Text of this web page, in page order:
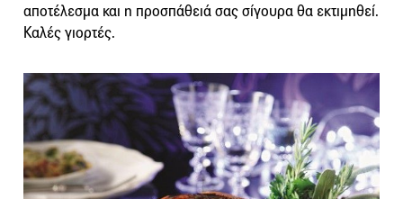
αποτέλεσμα και η προσπάθειά σας σίγουρα θα εκτιμηθεί.
Καλές γιορτές.